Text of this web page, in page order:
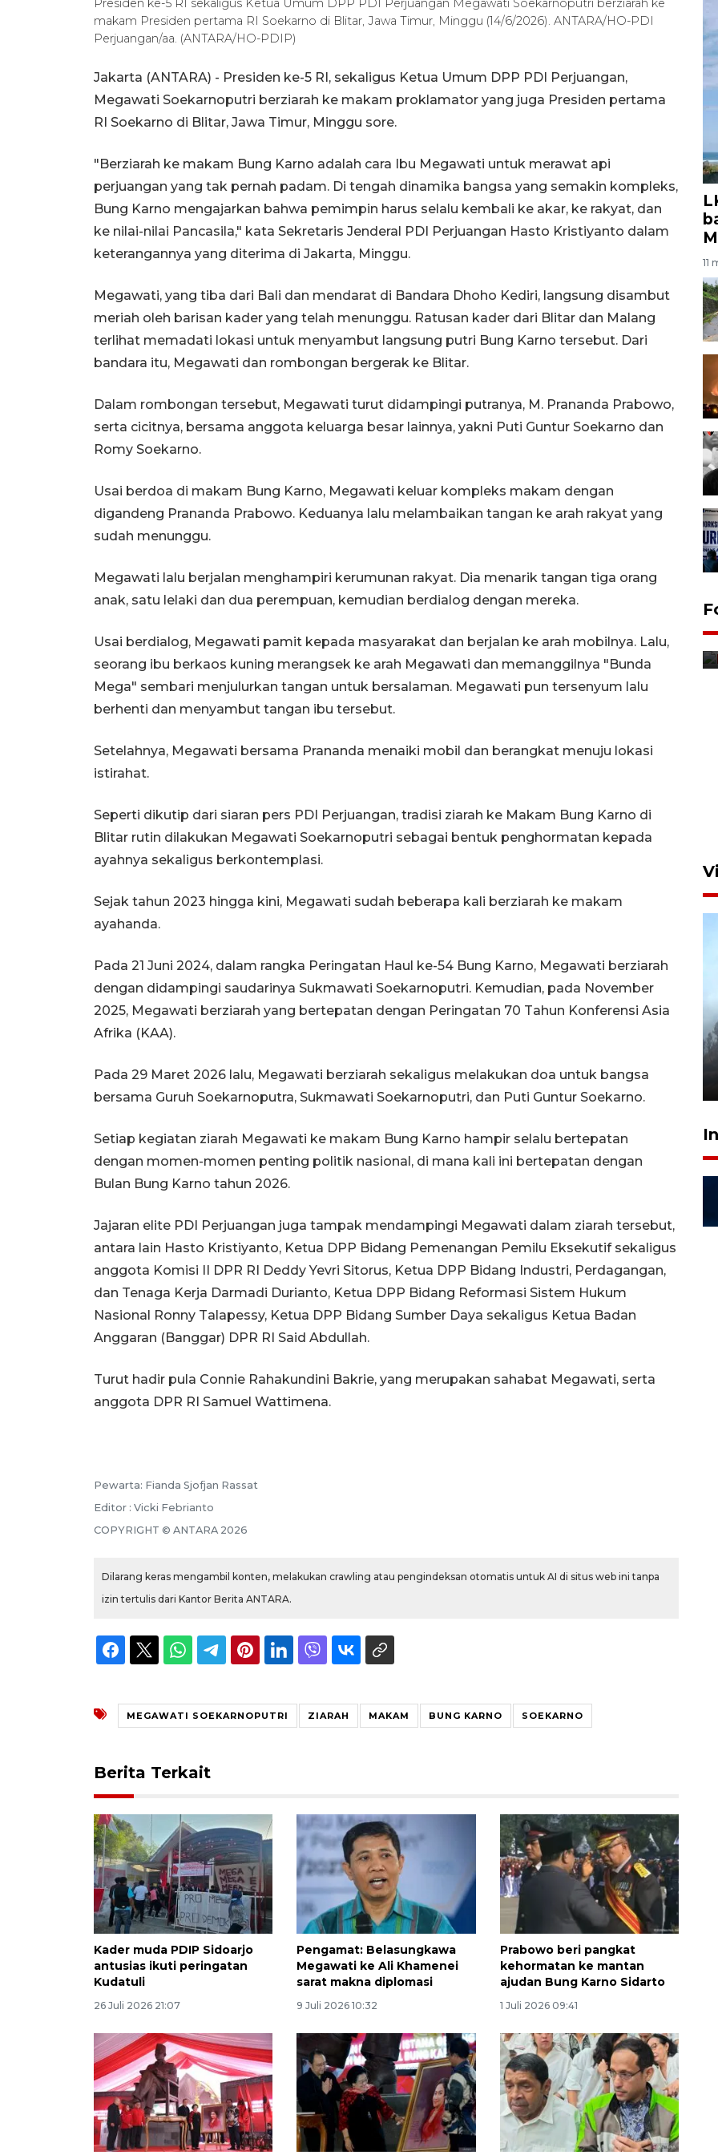
Presiden ke-5 RI sekaligus Ketua Umum DPP PDI Perjuangan Megawati Soekarnoputri berziarah ke
makam Presiden pertama RI Soekarno di Blitar, Jawa Timur, Minggu (14/6/2026). ANTARA/HO-PDI
Perjuangan/aa. (ANTARA/HO-PDIP)
Jakarta (ANTARA) - Presiden ke-5 RI, sekaligus Ketua Umum DPP PDI Perjuangan,
Megawati Soekarnoputri berziarah ke makam proklamator yang juga Presiden pertama
RI Soekarno di Blitar, Jawa Timur, Minggu sore.
"Berziarah ke makam Bung Karno adalah cara Ibu Megawati untuk merawat api
perjuangan yang tak pernah padam. Di tengah dinamika bangsa yang semakin kompleks,
Bung Karno mengajarkan bahwa pemimpin harus selalu kembali ke akar, ke rakyat, dan
ke nilai-nilai Pancasila," kata Sekretaris Jenderal PDI Perjuangan Hasto Kristiyanto dalam
keterangannya yang diterima di Jakarta, Minggu.
Megawati, yang tiba dari Bali dan mendarat di Bandara Dhoho Kediri, langsung disambut
meriah oleh barisan kader yang telah menunggu. Ratusan kader dari Blitar dan Malang
terlihat memadati lokasi untuk menyambut langsung putri Bung Karno tersebut. Dari
bandara itu, Megawati dan rombongan bergerak ke Blitar.
Dalam rombongan tersebut, Megawati turut didampingi putranya, M. Prananda Prabowo,
serta cicitnya, bersama anggota keluarga besar lainnya, yakni Puti Guntur Soekarno dan
Romy Soekarno.
Usai berdoa di makam Bung Karno, Megawati keluar kompleks makam dengan
digandeng Prananda Prabowo. Keduanya lalu melambaikan tangan ke arah rakyat yang
sudah menunggu.
Megawati lalu berjalan menghampiri kerumunan rakyat. Dia menarik tangan tiga orang
anak, satu lelaki dan dua perempuan, kemudian berdialog dengan mereka.
Usai berdialog, Megawati pamit kepada masyarakat dan berjalan ke arah mobilnya. Lalu,
seorang ibu berkaos kuning merangsek ke arah Megawati dan memanggilnya "Bunda
Mega" sembari menjulurkan tangan untuk bersalaman. Megawati pun tersenyum lalu
berhenti dan menyambut tangan ibu tersebut.
Setelahnya, Megawati bersama Prananda menaiki mobil dan berangkat menuju lokasi
istirahat.
Seperti dikutip dari siaran pers PDI Perjuangan, tradisi ziarah ke Makam Bung Karno di
Blitar rutin dilakukan Megawati Soekarnoputri sebagai bentuk penghormatan kepada
ayahnya sekaligus berkontemplasi.
Sejak tahun 2023 hingga kini, Megawati sudah beberapa kali berziarah ke makam
ayahanda.
Pada 21 Juni 2024, dalam rangka Peringatan Haul ke-54 Bung Karno, Megawati berziarah
dengan didampingi saudarinya Sukmawati Soekarnoputri. Kemudian, pada November
2025, Megawati berziarah yang bertepatan dengan Peringatan 70 Tahun Konferensi Asia
Afrika (KAA).
Pada 29 Maret 2026 lalu, Megawati berziarah sekaligus melakukan doa untuk bangsa
bersama Guruh Soekarnoputra, Sukmawati Soekarnoputri, dan Puti Guntur Soekarno.
Setiap kegiatan ziarah Megawati ke makam Bung Karno hampir selalu bertepatan
dengan momen-momen penting politik nasional, di mana kali ini bertepatan dengan
Bulan Bung Karno tahun 2026.
Jajaran elite PDI Perjuangan juga tampak mendampingi Megawati dalam ziarah tersebut,
antara lain Hasto Kristiyanto, Ketua DPP Bidang Pemenangan Pemilu Eksekutif sekaligus
anggota Komisi II DPR RI Deddy Yevri Sitorus, Ketua DPP Bidang Industri, Perdagangan,
dan Tenaga Kerja Darmadi Durianto, Ketua DPP Bidang Reformasi Sistem Hukum
Nasional Ronny Talapessy, Ketua DPP Bidang Sumber Daya sekaligus Ketua Badan
Anggaran (Banggar) DPR RI Said Abdullah.
Turut hadir pula Connie Rahakundini Bakrie, yang merupakan sahabat Megawati, serta
anggota DPR RI Samuel Wattimena​​​​​​​​​​​​​​.
Pewarta: Fianda Sjofjan Rassat
Editor : Vicki Febrianto
COPYRIGHT © ANTARA 2026
Dilarang keras mengambil konten, melakukan crawling atau pengindeksan otomatis untuk AI di situs web ini tanpa
izin tertulis dari Kantor Berita ANTARA.
MEGAWATI SOEKARNOPUTRI ZIARAH MAKAM BUNG KARNO SOEKARNO
Berita Terkait
Kader muda PDIP Sidoarjo
antusias ikuti peringatan
Kudatuli
26 Juli 2026 21:07
Pengamat: Belasungkawa
Megawati ke Ali Khamenei
sarat makna diplomasi
9 Juli 2026 10:32
Prabowo beri pangkat
kehormatan ke mantan
ajudan Bung Karno Sidarto
1 Juli 2026 09:41
11
Jurnalis bagikan bendera
Kemerdekaan
8 Agustus 2026 12:56
BPBD Jatim kerahkan "Drone
6 Agustus 2026 18:23